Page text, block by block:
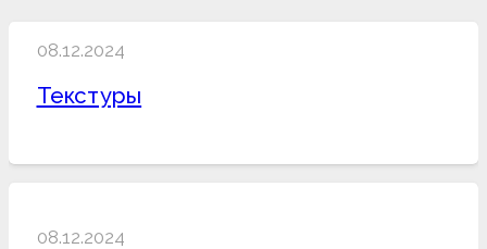
08.12.2024
Текстуры
08.12.2024